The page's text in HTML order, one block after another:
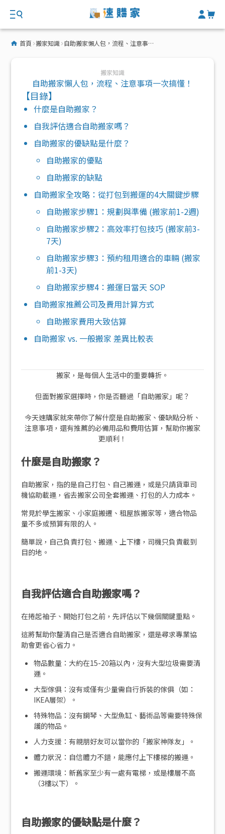
首頁 搬家知識 自助搬家懶人包，流程、注意事項一次搞懂！
搬家知識
自助搬家懶人包，流程、注意事項一次搞懂！
【目錄】
什麼是自助搬家？
自我評估適合自助搬家嗎？
自助搬家的優缺點是什麼？
自助搬家的優點
自助搬家的缺點
自助搬家全攻略：從打包到搬運的4大關鍵步驟
自助搬家步驟1：規劃與準備 (搬家前1-2週)
自助搬家步驟2：高效率打包技巧 (搬家前3-
7天)
自助搬家步驟3：預約租用適合的車輛 (搬家
前1-3天)
自助搬家步驟4：搬運日當天 SOP
自助搬家推薦公司及費用計算方式
自助搬家費用大致估算
自助搬家 vs. 一般搬家 差異比較表
搬家，是每個人生活中的重要轉折。
但面對搬家選擇時，你是否聽過「自助搬家」呢？
今天速購家就來帶你了解什麼是自助搬家、優缺點分析、
注意事項，還有推薦的必備用品和費用估算，幫助你搬家
更順利！
什麼是自助搬家？
自助搬家，指的是自己打包、自己搬運，或是只請貨車司
機協助載運，省去搬家公司全套搬運、打包的人力成本。
常見於學生搬家、小家庭搬遷、租屋族搬家等，適合物品
量不多或預算有限的人。
簡單說，自己負責打包、搬運、上下樓，司機只負責載到
目的地。
自我評估適合自助搬家嗎？
在捲起袖子、開始打包之前，先評估以下幾個關鍵重點。
這將幫助你釐清自己是否適合自助搬家，還是尋求專業協
助會更省心省力。
物品數量：大約在15-20箱以內，沒有大型垃圾需要清
運。
大型傢俱：沒有或僅有少量需自行拆裝的傢俱（如：
IKEA層架）。
特殊物品：沒有鋼琴、大型魚缸、藝術品等需要特殊保
護的物品。
人力支援：有親朋好友可以當你的「搬家神隊友」。
體力狀況：自信體力不錯，能應付上下樓梯的搬運。
搬運環境：新舊家至少有一處有電梯，或是樓層不高
（3樓以下）。
自助搬家的優缺點是什麼？